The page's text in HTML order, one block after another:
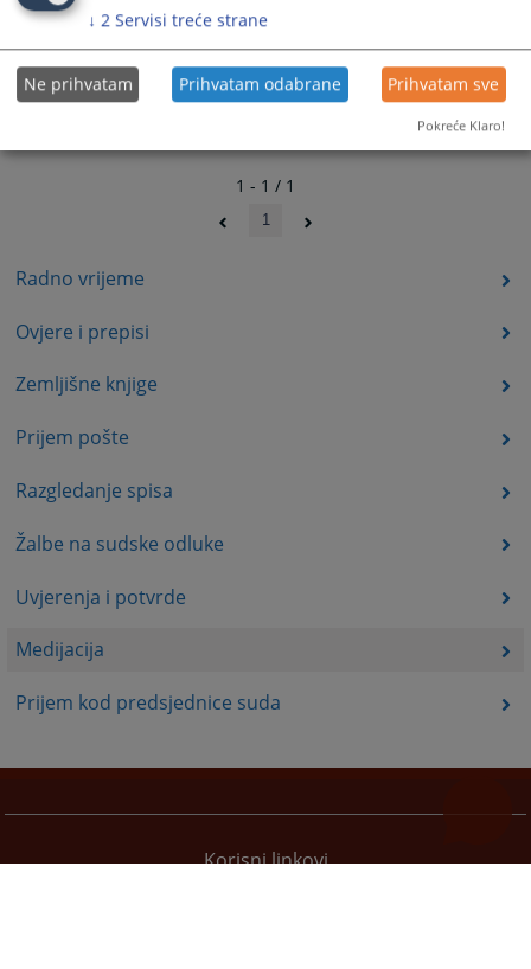
Radno vrijeme
Ovjere i prepisi
Zemljišne knjige
Prijem pošte
Razgledanje spisa
Žalbe na sudske odluke
Uvjerenja i potvrde
Medijacija
Prijem kod predsjednice suda
1 - 1 / 1
1
Korisni linkovi
↓ 2 Servisi treće strane
Ne prihvatam Prihvatam odabrane Prihvatam sve
Pokreće Klaro!